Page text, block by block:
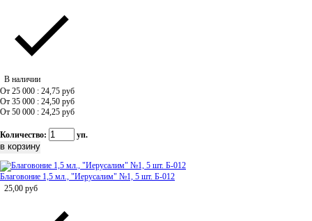
В наличии
От 25 000 : 24,75 руб
От 35 000 : 24,50 руб
От 50 000 : 24,25 руб
Количество: уп.
Благовоние 1,5 мл., "Иерусалим" №1, 5 шт. Б-012
25,00 руб